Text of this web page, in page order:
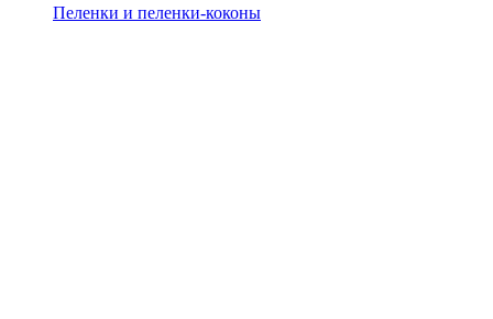
Пеленки и пеленки-коконы